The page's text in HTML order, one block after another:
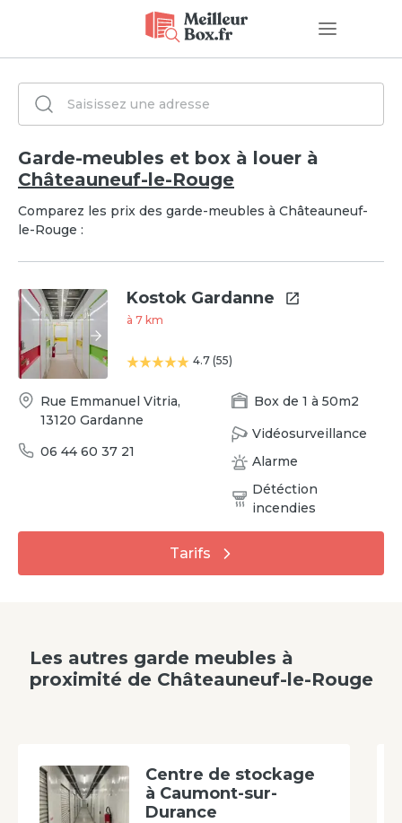
Garde-meubles et box à louer à
Châteauneuf-le-Rouge
Comparez les prix des garde-meubles à Châteauneuf-
le-Rouge :
Kostok Gardanne
à 7 km
4.7 (55)
Rue Emmanuel Vitria,
13120 Gardanne
06 44 60 37 21
Boxde 1 à 50m2
Vidéosurveillance
Alarme
Détéction
incendies
Tarifs
Les autres garde meubles à
proximitéde Châteauneuf-le-Rouge
Centre de stockage
à Caumont-sur-
Durance